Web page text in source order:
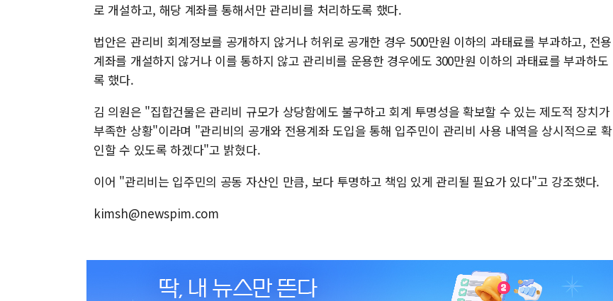
로 개설하고, 해당 계좌를 통해서만 관리비를 처리하도록 했다.
법안은 관리비 회계정보를 공개하지 않거나 허위로 공개한 경우 500만원 이하의 과태료를 부과하고, 전용
계좌를 개설하지 않거나 이를 통하지 않고 관리비를 운용한 경우에도 300만원 이하의 과태료를 부과하도
록 했다.
김 의원은 "집합건물은 관리비 규모가 상당함에도 불구하고 회계 투명성을 확보할 수 있는 제도적 장치가
부족한 상황"이라며 "관리비의 공개와 전용계좌 도입을 통해 입주민이 관리비 사용 내역을 상시적으로 확
인할 수 있도록 하겠다"고 밝혔다.
이어 "관리비는 입주민의 공동 자산인 만큼, 보다 투명하고 책임 있게 관리될 필요가 있다"고 강조했다.
kimsh@newspim.com